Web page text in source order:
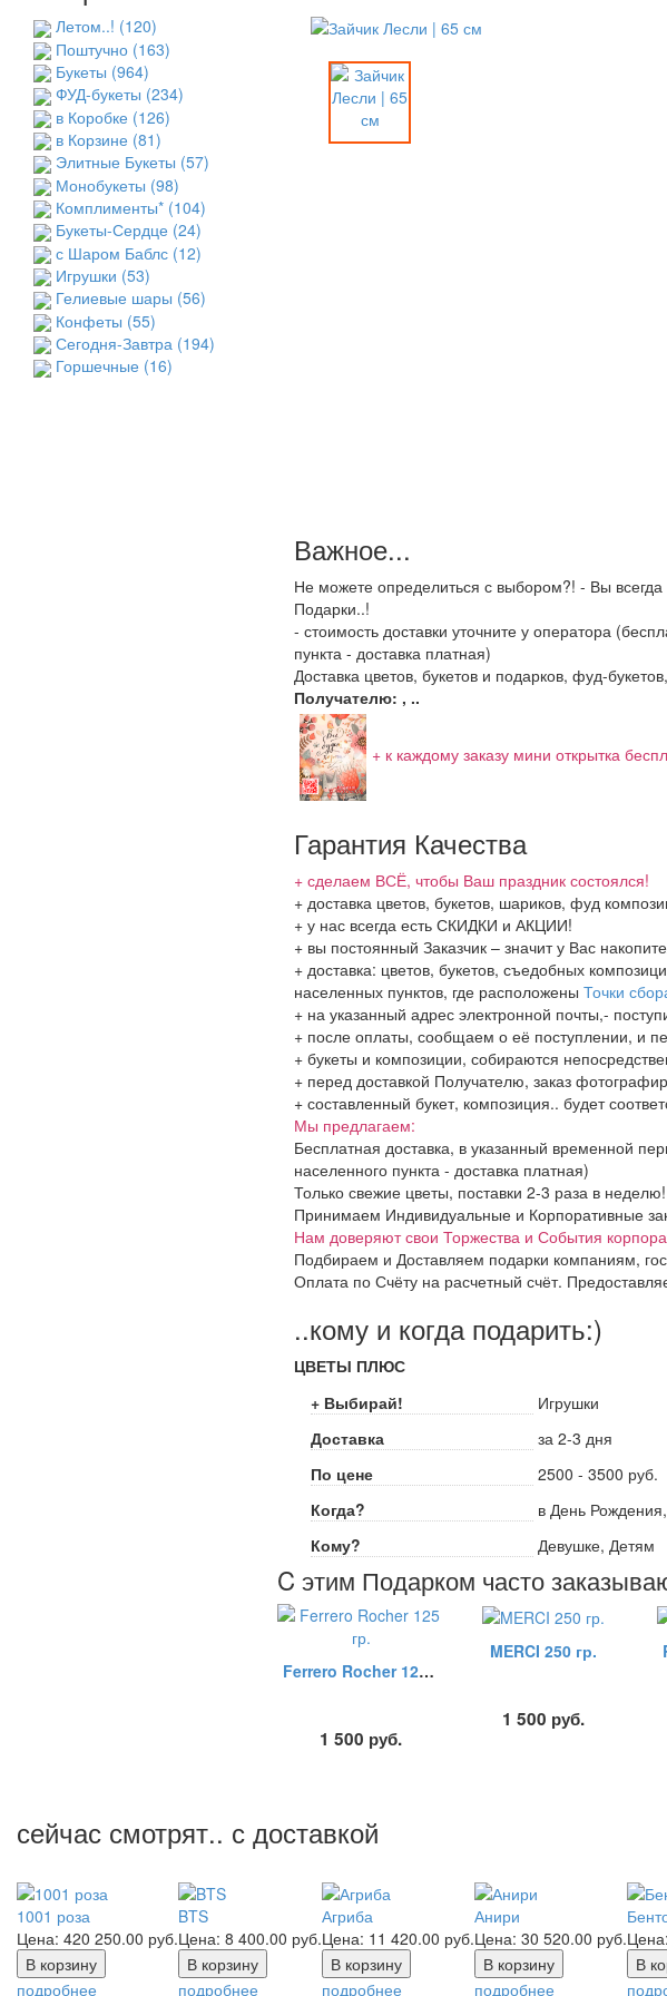
Летом..! (120)
Поштучно (163)
Букеты (964)
ФУД-букеты (234)
в Коробке (126)
в Корзине (81)
Элитные Букеты (57)
Монобукеты (98)
Комплименты* (104)
Букеты-Сердце (24)
с Шаром Баблс (12)
Игрушки (53)
Гелиевые шары (56)
Конфеты (55)
Сегодня-Завтра (194)
Горшечные (16)
Важное...
Не можете определиться с выбором?! - Вы
Подарки..!
- стоимость доставки уточните у оператора
пункта - доставка платная)
Доставка цветов, букетов и подарков, фуд-
Получателю: , ..
+ к каждому заказу мини открытка
Гарантия Качества
+ сделаем ВСЁ, чтобы Ваш праздник состоялся!
+ доставка цветов, букетов, шариков, фуд
+ у нас всегда есть СКИДКИ и АКЦИИ!
+ вы постоянный Заказчик – значит у Вас
+ доставка: цветов, букетов, съедобных
населенных пунктов, где расположены Точки
+ на указанный адрес электронной почты,-
+ после оплаты, сообщаем о её поступлении, и
+ букеты и композиции, собираются
+ перед доставкой Получателю, заказ
+ составленный букет, композиция.. будет
Мы предлагаем:
Бесплатная доставка, в указанный временной
населенного пункта - доставка платная)
Только свежие цветы, поставки 2-3 раза в неделю!
Принимаем Индивидуальные и Корпоративные
Нам доверяют свои Торжества и События
Подбираем и Доставляем подарки компаниям,
Оплата по Счёту на расчетный счёт.
..кому и когда подарить:)
ЦВЕТЫ ПЛЮС
+ Выбирай!
Игрушки
Доставка
за 2-3 дня
По цене
2500 - 3500 руб.
Когда?
в День
Кому?
Девушке, Детям
C этим Подарком часто
Ferrero Rocher 125 гр.
1 500 руб.
MERCI 250 гр.
1 500 руб.
сейчас смотрят.. с доставкой
1001 роза
Цена: 420 250.00 руб.
подробнее
BTS
Цена: 8 400.00 руб.
подробнее
Агриба
Цена: 11 420.00 руб.
подробнее
Анири
Цена: 30 520.00 руб.
подробнее
Цена: